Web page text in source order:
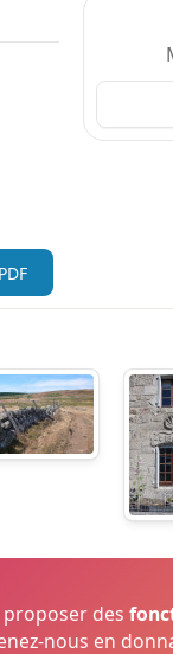
proposer des
nous en